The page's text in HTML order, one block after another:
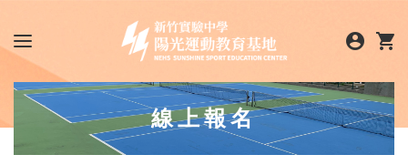
account_circle shopping_cart
線上報名